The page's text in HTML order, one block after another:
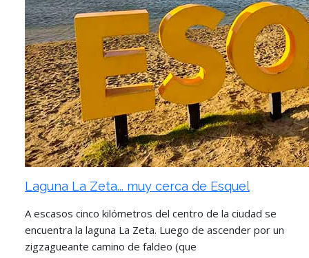
Laguna La Zeta... muy cerca de Esquel
A escasos cinco kilómetros del centro de la ciudad se
encuentra la laguna La Zeta. Luego de ascender por un
zigzagueante camino de faldeo (que